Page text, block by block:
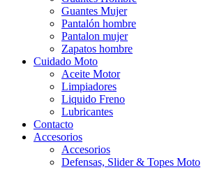
Guantes Mujer
Pantalón hombre
Pantalon mujer
Zapatos hombre
Cuidado Moto
Aceite Motor
Limpiadores
Liquido Freno
Lubricantes
Contacto
Accesorios
Accesorios
Defensas, Slider & Topes Moto